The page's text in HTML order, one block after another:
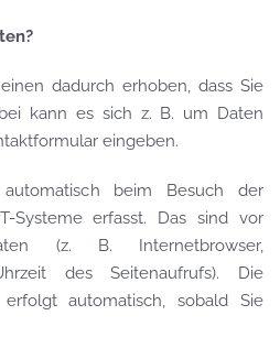
dadurch erhoben, dass Sie
kann es sich z. B. um Daten
eingeben.
beim Besuch der
Systeme erfasst. Das sind vor
(z. B. Internetbrowser,
des Seitenaufrufs). Die
automatisch, sobald Sie